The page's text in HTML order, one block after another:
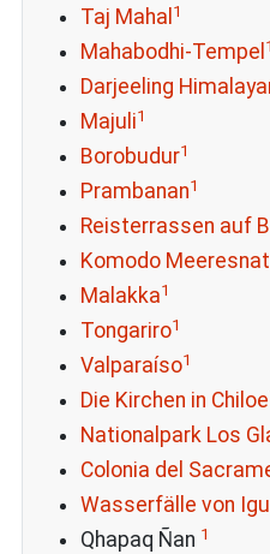
Taj Mahal 1
Mahabodhi-Tempel 1
Darjeeling
Majuli1
Borobudur1
Prambanan1
Reisterrassen auf
Komodo
Malakka1
Tongariro1
Valparaíso1
Die Kirchen in Chiloe
Nationalpark Los
Colonia del
Wasserfälle von
Qhapaq Ñan 1